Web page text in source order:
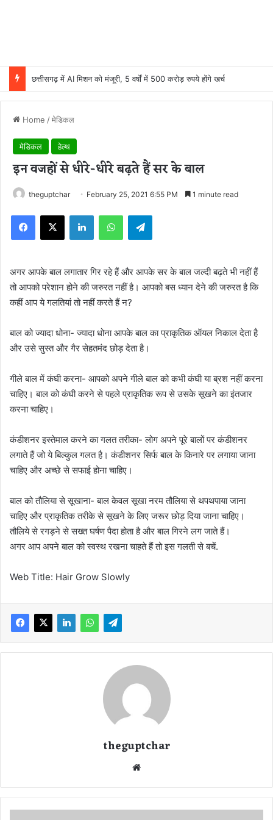
छत्तीसगढ़ में AI मिशन को मंजूरी, 5 वर्षों में 500 करोड़ रुपये होंगे खर्च
Home /मेडिकल
मेडिकल हेल्थ
इन वजहों से धीरे-धीरे बढ़ते हैं सर के बाल
theguptchar February 25, 2021 6:55 PM 1 minute read
अगर आपके बाल लगातार गिर रहे हैं और आपके सर के बाल जल्दी बढ़ते भी नहीं हैं
तो आपको परेशान होने की जरुरत नहीं है। आपको बस ध्यान देने की जरुरत है कि
कहीं आप ये गलतियां तो नहीं करते हैं न?
बाल को ज्यादा धोना- ज्यादा धोना आपके बाल का प्राकृतिक ऑयल निकाल देता है
और उसे सुस्त और गैर सेहतमंद छोड़ देता है।
गीले बाल में कंघी करना- आपको अपने गीले बाल को कभी कंघी या ब्रश नहीं करना
चाहिए। बाल को कंघी करने से पहले प्राकृतिक रूप से उसके सूखने का इंतजार
करना चाहिए।
कंडीशनर इस्तेमाल करने का गलत तरीका- लोग अपने पूरे बालों पर कंडीशनर
लगाते हैं जो ये बिल्कुल गलत है। कंडीशनर सिर्फ बाल के किनारे पर लगाया जाना
चाहिए और अच्छे से सफाई होना चाहिए।
बाल को तौलिया से सूखाना- बाल केवल सूखा नरम तौलिया से थपथपाया जाना
चाहिए और प्राकृतिक तरीके से सूखने के लिए जरूर छोड़ दिया जाना चाहिए।
तौलिये से रगड़ने से सख्त घर्षण पैदा होता है और बाल गिरने लग जाते हैं।
अगर आप अपने बाल को स्वस्थ रखना चाहते हैं तो इस गलती से बचें.
Web Title: Hair Grow Slowly
theguptchar
te